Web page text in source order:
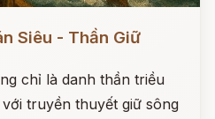
Siêu - Thần Giữ
chỉ là danh thần triều
truyền thuyết giữ sông